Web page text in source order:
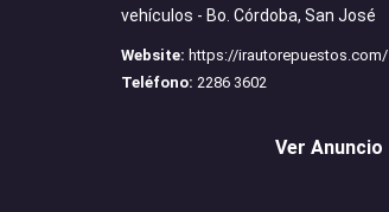
vehículos - Bo. Córdoba, San José
Website: https://irautorepuestos.com/
Teléfono: 2286 3602
Ver Anuncio